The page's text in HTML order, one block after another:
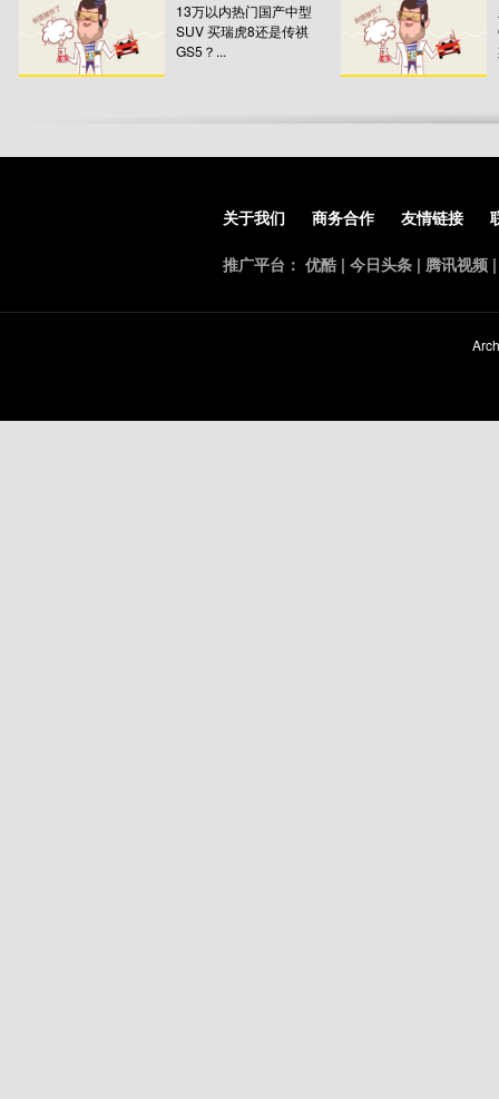
13万以内热门国产中型
SUV 买瑞虎8还是传祺
GS5？...
关于我们 商务合作 友情链接
推广平台： 优酷 | 今日头条 | 腾讯视频